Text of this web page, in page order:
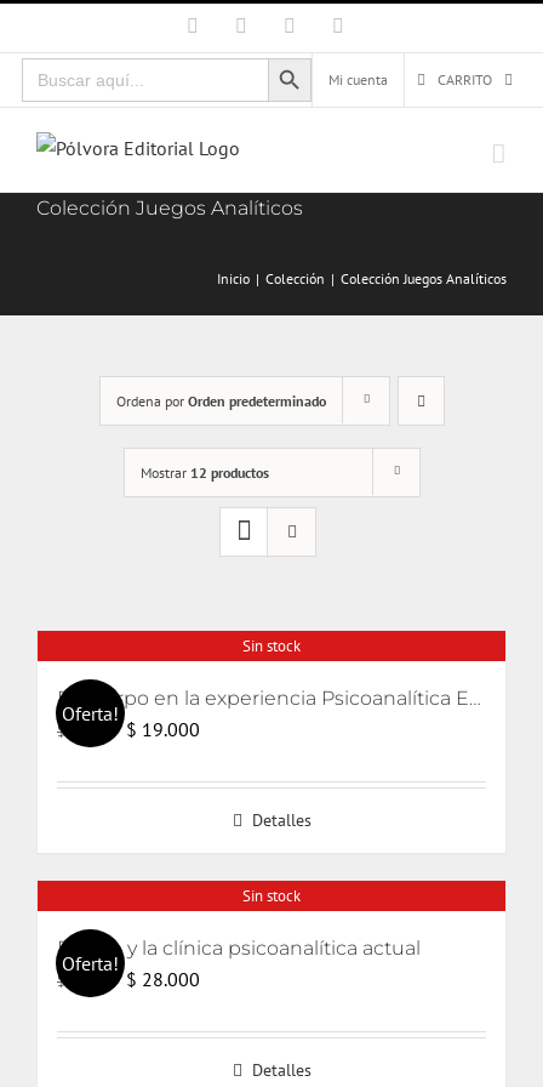
al
contenido
Facebook Instagram
Buscar:
Botón de búsqueda
Mi cuenta
CARRITO
Colección Juegos Analíticos
Inicio Colección Colección Juegos Analíticos
Ordena por Orden predeterminado
Mostrar 12 productos
Sin stock
Oferta!
El cuerpo en la experiencia Psicoanalítica Entre Freud, Lacan y Winnicott
$
El
original
$ 19.000
actual
Detalles
Sin stock
Oferta!
El odio y la clínica psicoanalítica actual
$
El
original
$ 28.000
actual
Detalles